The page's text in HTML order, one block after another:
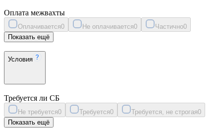
Оплата межвахты
Оплачивается0 Не оплачивается0 Частично0
Показать ещё
Условия
Требуется ли СБ
Не требуется0 Требуется0 Требуется, не строгая0
Показать ещё